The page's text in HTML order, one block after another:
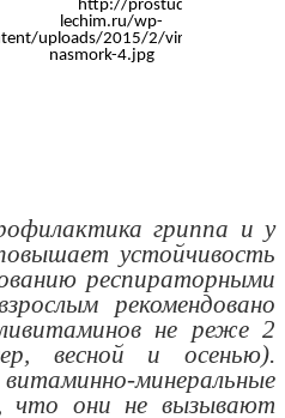
гриппа и у
устойчивость
респираторными
рекомендовано
не реже 2
весной и осенью).
минеральные
что они не вызывают